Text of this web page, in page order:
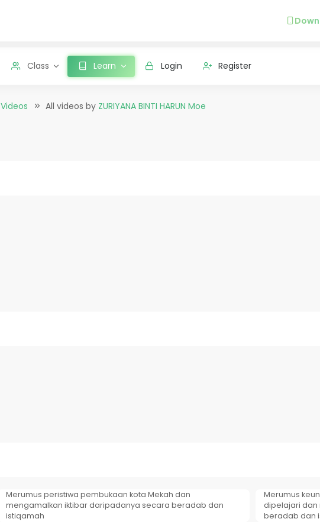
Class Learn Login Register
Videos All videos by ZURIYANA BINTI HARUN Moe
Merumus peristiwa pembukaan kota Mekah dan
mengamalkan iktibar daripadanya secara beradab dan
istiqamah
Merumus
dipelajari
beradab dan